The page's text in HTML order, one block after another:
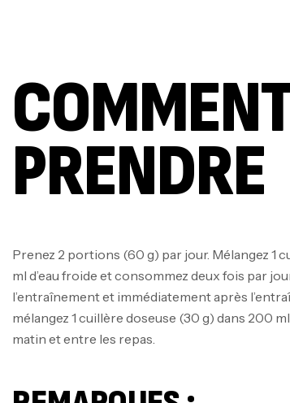
PRENDRE
Prenez 2 portions (60 g) par jour. Mélangez 1
ml d’eau froide et consommez deux fois par
l’entraînement et immédiatement après
mélangez 1 cuillère doseuse (30 g) dans 200
matin et entre les repas.